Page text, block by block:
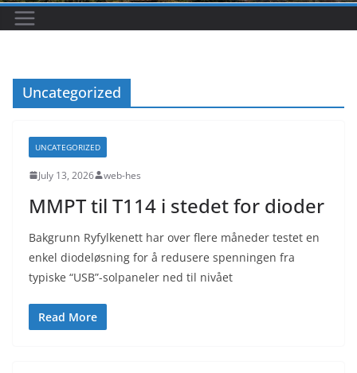
Uncategorized
UNCATEGORIZED
July 13, 2026 web-hes
MMPT til T114 i stedet for dioder
Bakgrunn Ryfylkenett har over flere måneder testet en
enkel diodeløsning for å redusere spenningen fra
typiske “USB”-solpaneler ned til nivået
Read More